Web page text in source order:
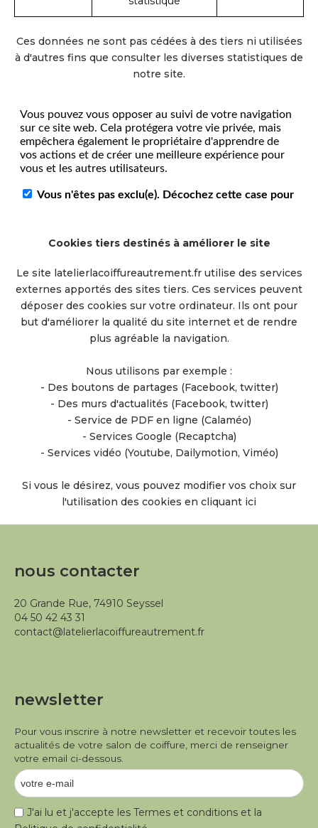
Ces données ne sont pas cédées à des tiers ni utilisées
à d'autres fins que consulter les diverses statistiques de
notre site.
Cookies tiers destinés à améliorer le site
Le site latelierlacoiffureautrement.frutilise des services
externes apportés des sites tiers. Ces services peuvent
déposer des cookies sur votre ordinateur. Ils ont pour
but d'améliorer la qualité du site internet et de rendre
plus agréable la navigation.
Nous utilisons par exemple :
- Des boutons de partages (Facebook, twitter)
- Des murs d'actualités (Facebook, twitter)
- Service de PDF en ligne (Calaméo)
- Services Google (Recaptcha)
- Services vidéo (Youtube, Dailymotion, Viméo)
Si vous le désirez, vous pouvez modifier vos choix sur
l'utilisation des cookies en cliquant ici
nous contacter
20 Grande Rue, 74910 Seyssel
04 50 42 43 31
contact@latelierlacoiffureautrement.fr
newsletter
Pour vous inscrire à notre newsletter et recevoir toutes les
actualités de votre salon de coiffure, merci de renseigner
votre email ci-dessous.
J'ai lu et j'accepte les Termes et conditions et la